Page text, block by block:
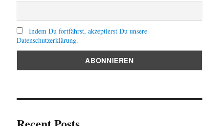
Indem Du fortfährst, akzeptierst Du unsere
Datenschutzerklärung.